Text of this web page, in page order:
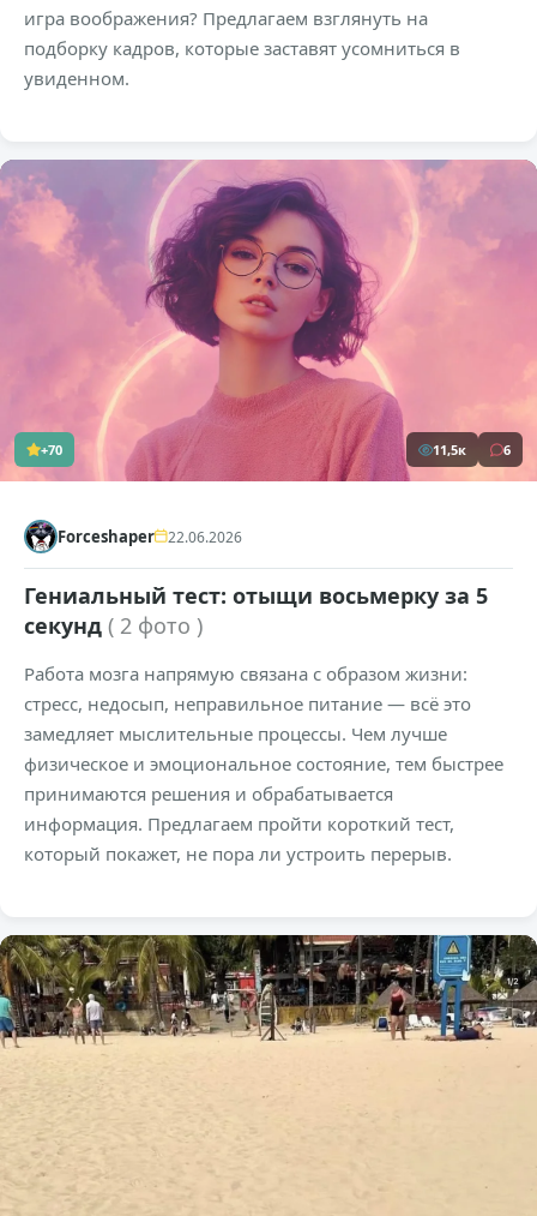
игра воображения? Предлагаем взглянуть на
подборку кадров, которые заставят усомниться в
увиденном.
+70 11,5к 6
Forceshaper 22.06.2026
Гениальный тест: отыщи восьмерку за 5
секунд ( 2 фото )
Работа мозга напрямую связана с образом жизни:
стресс, недосып, неправильное питание — всё это
замедляет мыслительные процессы. Чем лучше
физическое и эмоциональное состояние, тем быстрее
принимаются решения и обрабатывается
информация. Предлагаем пройти короткий тест,
который покажет, не пора ли устроить перерыв.